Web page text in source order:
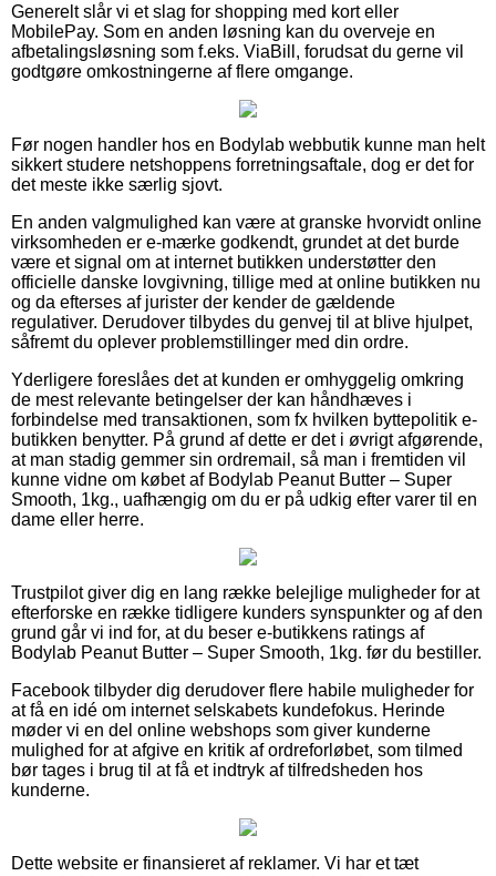
Generelt slår vi et slag for shopping med kort eller
MobilePay. Som en anden løsning kan du overveje en
afbetalingsløsning som f.eks. ViaBill, forudsat du gerne vil
godtgøre omkostningerne af flere omgange.
Før nogen handler hos en Bodylab webbutik kunne man helt
sikkert studere netshoppens forretningsaftale, dog er det for
det meste ikke særlig sjovt.
En anden valgmulighed kan være at granske hvorvidt online
virksomheden er e-mærke godkendt, grundet at det burde
være et signal om at internet butikken understøtter den
officielle danske lovgivning, tillige med at online butikken nu
og da efterses af jurister der kender de gældende
regulativer. Derudover tilbydes du genvej til at blive hjulpet,
såfremt du oplever problemstillinger med din ordre.
Yderligere foreslåes det at kunden er omhyggelig omkring
de mest relevante betingelser der kan håndhæves i
forbindelse med transaktionen, som fx hvilken byttepolitik e-
butikken benytter. På grund af dette er det i øvrigt afgørende,
at man stadig gemmer sin ordremail, så man i fremtiden vil
kunne vidne om købet af Bodylab Peanut Butter – Super
Smooth, 1kg., uafhængig om du er på udkig efter varer til en
dame eller herre.
Trustpilot giver dig en lang række belejlige muligheder for at
efterforske en række tidligere kunders synspunkter og af den
grund går vi ind for, at du beser e-butikkens ratings af
Bodylab Peanut Butter – Super Smooth, 1kg. før du bestiller.
Facebook tilbyder dig derudover flere habile muligheder for
at få en idé om internet selskabets kundefokus. Herinde
møder vi en del online webshops som giver kunderne
mulighed for at afgive en kritik af ordreforløbet, som tilmed
bør tages i brug til at få et indtryk af tilfredsheden hos
kunderne.
Dette website er finansieret af reklamer. Vi har et tæt